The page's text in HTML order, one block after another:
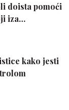
doista pomoći
iza…
kako jesti